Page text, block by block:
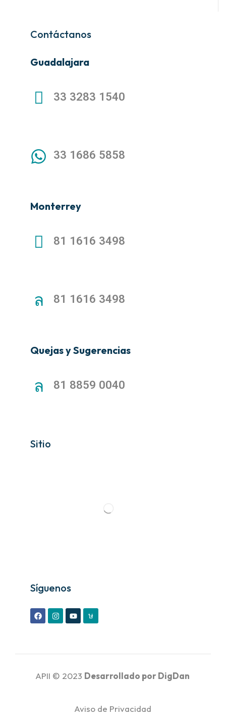
Contáctanos
Guadalajara
33 3283 1540
33 1686 5858
Monterrey
81 1616 3498
81 1616 3498
Quejas y Sugerencias
81 8859 0040
Sitio
Síguenos
APII © 2023 Desarrollado porDigDan
Aviso de Privacidad